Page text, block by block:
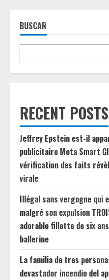
BUSCAR
RECENT POSTS
Jeffrey Epstein est-il
publicitaire Meta Smart
vérification des faits
virale
Illégal sans vergogne qui
malgré son expulsion
adorable fillette de six
ballerine
La familia de tres
devastador incendio del